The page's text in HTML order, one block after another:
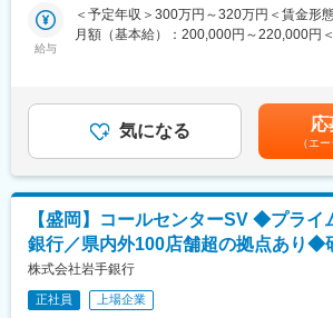
制度を活用しながら、自らのキャリアビ
できます。また、将来的には他部門への異
す。創業135年以上の歴史と強固な経営基
for Wellbeing」を掲げ、社会に貢献する新
提供しています。社員一人ひとりが多様
を最大限発揮できる環境が整っています。
変更の範囲：会社の定める業務
・既契約顧客への保険コンサルティング
・既契約顧客については9割ほどが個人顧
しております。
※一部、来店される顧客の対応もお願いい
※業務習熟度次第では、昇格し部下教育を
アフラック専属チームへの配属を予定して
新設組織となりますので、入社後は先輩社
ます。
またアフラック主催の座学・OJT研修も実
務習得を目指すことが可能となります。
※異業種の接客スタッフや作業担当など幅
給与
＜予定年収＞300万円～320万円＜賃金形
月額（基本給）：200,000円～220,000円
ます。月給(月額)は固定手当を含めた表記
気になる 応
（エ
【盛岡】コールセンターSV ◆プライ
銀行／県内外100店舗超の拠点あり◆
株式会社岩手銀行
正社員 上場企業